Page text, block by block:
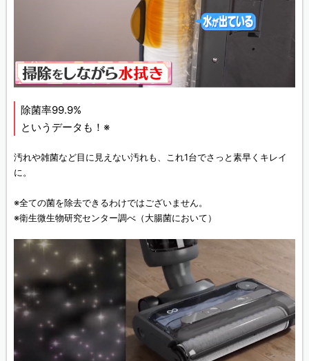
除菌率99.9%
というデータも！※
汚れや雑菌など目に見えない汚れも、これ1台でさっと素早くキレイ
に。
※全ての菌を除去できるわけではございません。
※衛生微生物研究センター調べ（大腸菌において）